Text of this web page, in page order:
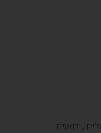
, דואגים